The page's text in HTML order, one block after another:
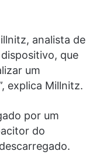
analista de
que
um
explica Millnitz.
por um
do